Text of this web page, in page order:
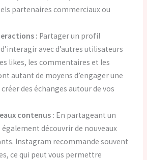
partenaires commerciaux ou
: Partager un profil
avec d’autres utilisateurs
likes, les commentaires et les
autant de moyens d’engager une
des échanges autour de vos
contenus : En partageant un
découvrir de nouveaux
Instagram recommande souvent
ce qui peut vous permettre